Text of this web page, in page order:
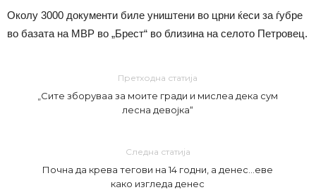
Околу 3000 документи биле уништени во црни ќеси за ѓубре
во базата на МВР во „Брест“ во близина на селото Петровец.
Претходна статија
„Сите зборуваа за моите гради и мислеа дека сум
лесна девојка“
Следна статија
Почна да крева тегови на 14 годни, а денес…еве
како изгледа денес